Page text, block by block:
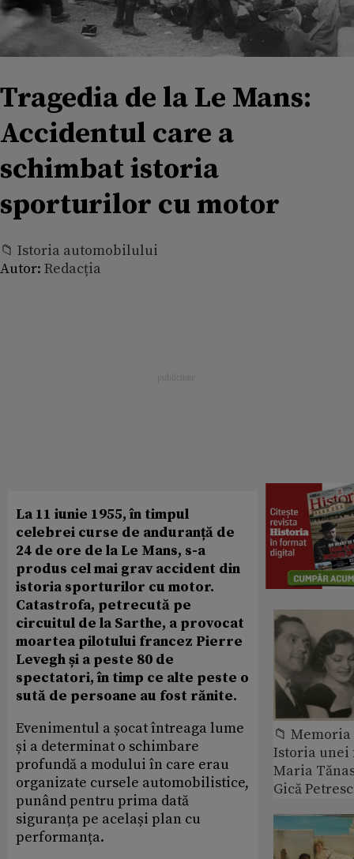
Tragedia de la Le Mans:
Accidentul care a
schimbat istoria
sporturilor cu motor
📁 Istoria automobilului
Autor: Redacția
La 11 iunie 1955, în timpul
celebrei curse de anduranță de
24 de ore de la Le Mans, s-a
produs cel mai grav accident din
istoria sporturilor cu motor.
Catastrofa, petrecută pe
circuitul de la Sarthe, a provocat
moartea pilotului francez Pierre
Levegh și a peste 80 de
spectatori, în timp ce alte peste o
sută de persoane au fost rănite.
Evenimentul a șocat întreaga lume
și a determinat o schimbare
profundă a modului în care erau
organizate cursele automobilistice,
punând pentru prima dată
siguranța pe același plan cu
performanța.
📁
Istoria
Maria
Gică